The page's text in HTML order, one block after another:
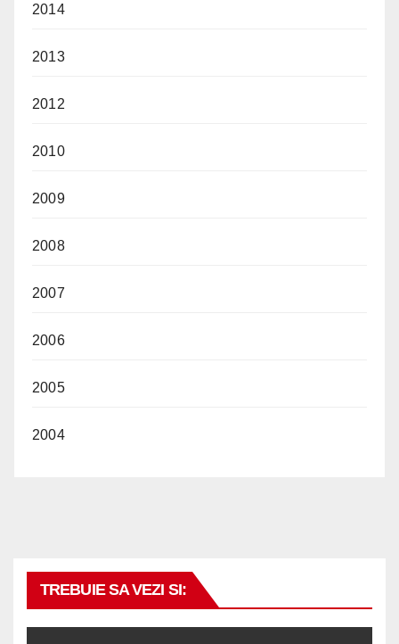
2014
2013
2012
2010
2009
2008
2007
2006
2005
2004
TREBUIE SA VEZI SI: